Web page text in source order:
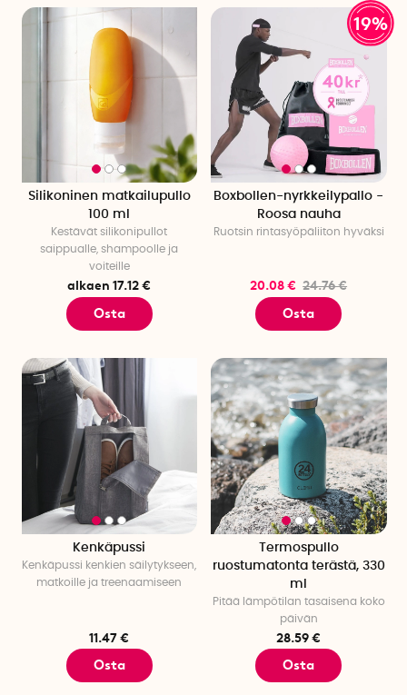
Silikoninen matkailupullo
100 ml
Kestävät silikonipullot
saippualle, shampoolle ja
voiteille
alkaen 17.12 €
Osta
19%
Boxbollen-nyrkkeilypallo -
Roosa nauha
Ruotsin rintasyöpäliiton hyväksi
20.08 € 24.76 €
Osta
Kenkäpussi
Kenkäpussi kenkien säilytykseen,
matkoille ja treenaamiseen
11.47 €
Osta
Termospullo
ruostumatonta terästä, 330
ml
Pitää lämpötilan tasaisena koko
päivän
28.59 €
Osta